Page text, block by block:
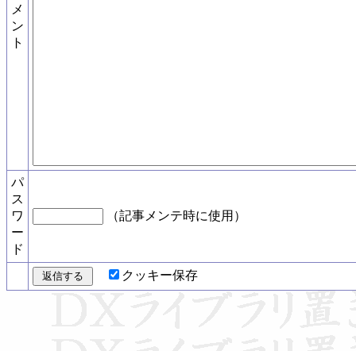
メ
ン
ト
パ
ス
ワ
ー
ド
（記事メンテ時に使用）
クッキー保存